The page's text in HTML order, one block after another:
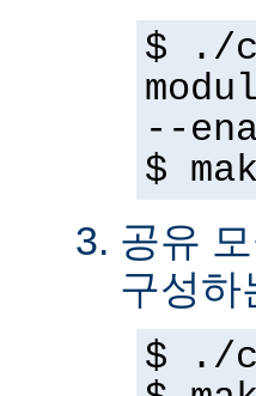
$ ./
--
$
공유
구성하
$ ./